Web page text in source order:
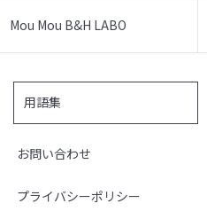
Mou Mou B&H LABO
用語集
お問い合わせ
プライバシーポリシー